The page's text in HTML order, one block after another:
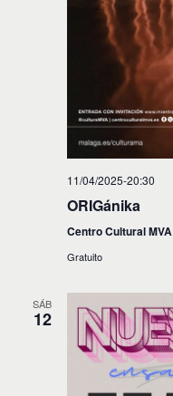
11/04/2025-20:30
ORIGánika
Centro Cultural MVA
Gratuito
SÁB
12